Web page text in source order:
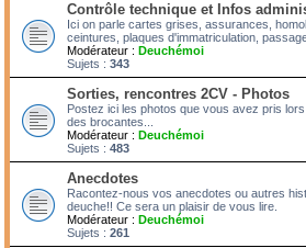
Contrôle technique et Infos
Ici on parle cartes grises, assurances,
ceintures, plaques d'immatriculation, passage
Modérateur : Deuchémoi
Sujets : 343
Sorties, rencontres 2CV - Photos
Postez ici les photos que vous avez pris
des brocantes...
Modérateur : Deuchémoi
Sujets : 483
Anecdotes
Racontez-nous vos anecdotes ou autres
deuche!! Ce sera un plaisir de vous lire.
Modérateur : Deuchémoi
Sujets : 261